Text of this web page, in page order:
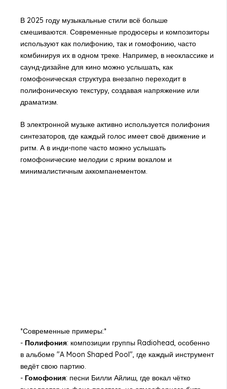
В 2025 году музыкальные стили всё больше
смешиваются. Современные продюсеры и композиторы
используют как полифонию, так и гомофонию, часто
комбинируя их в одном треке. Например, в неоклассике и
саунд-дизайне для кино можно услышать, как
гомофоническая структура внезапно переходит в
полифоническую текстуру, создавая напряжение или
драматизм.
В электронной музыке активно используется полифония
синтезаторов, где каждый голос имеет своё движение и
ритм. А в инди-попе часто можно услышать
гомофонические мелодии с ярким вокалом и
минималистичным аккомпанементом.
*Современные примеры:*
- Полифония: композиции группы Radiohead, особенно
в альбоме "A Moon Shaped Pool", где каждый инструмент
ведёт свою партию.
- Гомофония: песни Билли Айлиш, где вокал чётко